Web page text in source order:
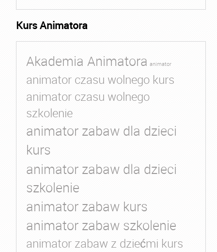
Kurs Animatora
Akademia Animatora animator
animator czasu wolnego kurs
animator czasu wolnego
szkolenie
animator zabaw dla dzieci
kurs
animator zabaw dla dzieci
szkolenie
animator zabaw kurs
animator zabaw szkolenie
animator zabaw z dziećmi kurs